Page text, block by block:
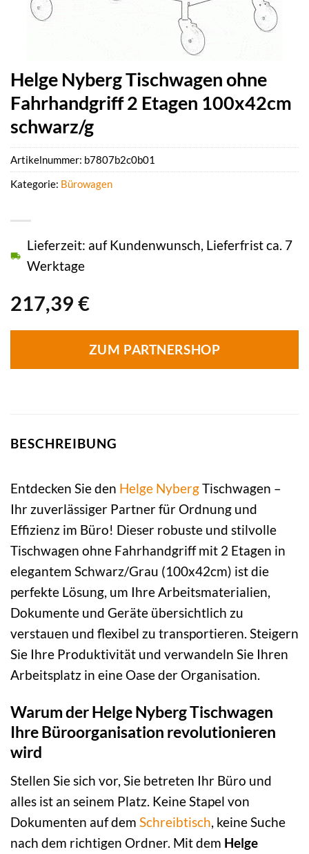
Helge Nyberg Tischwagen ohne
Fahrhandgriff 2 Etagen 100x42cm
schwarz/g
217,39 €
Lieferzeit: auf Kundenwunsch, Lieferfrist ca. 7
Werktage
ZUM PARTNERSHOP
Artikelnummer: b7807b2c0b01
Kategorie: Bürowagen
BESCHREIBUNG
Entdecken Sie den Helge NybergTischwagen –
Ihr zuverlässiger Partner für Ordnung und
Effizienz im Büro! Dieser robuste und stilvolle
Tischwagen ohne Fahrhandgriff mit 2 Etagen in
elegantem Schwarz/Grau (100x42cm) ist die
perfekte Lösung, um Ihre Arbeitsmaterialien,
Dokumente und Geräte übersichtlich zu
verstauen und flexibel zu transportieren. Steigern
Sie Ihre Produktivität und verwandeln Sie Ihren
Arbeitsplatz in eine Oase der Organisation.
Warum der Helge Nyberg Tischwagen
Ihre Büroorganisation revolutionieren
wird
Stellen Sie sich vor, Sie betreten Ihr Büro und
alles ist an seinem Platz. Keine Stapel von
Dokumenten auf dem Schreibtisch, keine Suche
nach dem richtigen Ordner. Mit dem Helge